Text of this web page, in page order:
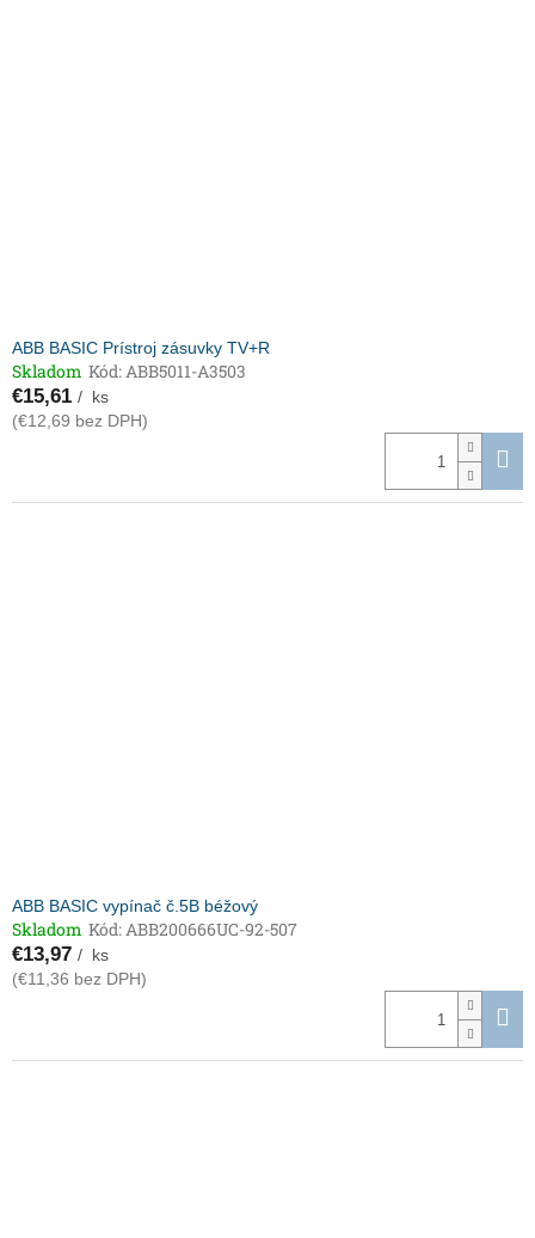
ABB BASIC Prístroj zásuvky TV+R
Skladom Kód:ABB5011-A3503
€15,61 / ks
(€12,69 bez DPH)
ABB BASIC vypínač č.5B béžový
Skladom Kód:ABB200666UC-92-507
€13,97 / ks
(€11,36 bez DPH)